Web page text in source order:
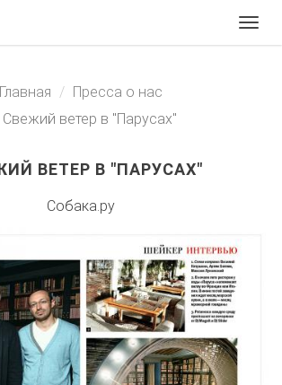
Главная
Пресса о нас
Свежий ветер в "Парусах"
ВЕТЕР В "ПАРУСАХ"
Собака.ру